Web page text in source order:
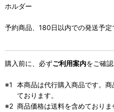
ホルダー
予約商品、180日以内での発送予定
購入前に、必ずご利用案内をご確認
本商品は代行購入商品です。
ております。
商品価格は送料を含めており